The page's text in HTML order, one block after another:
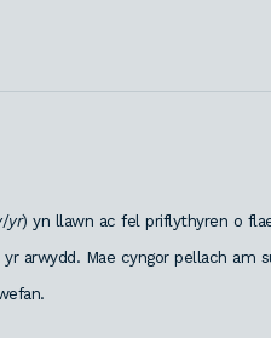
/yr) yn llawn ac fel priflythyren o
arwydd. Mae cyngor pellach am